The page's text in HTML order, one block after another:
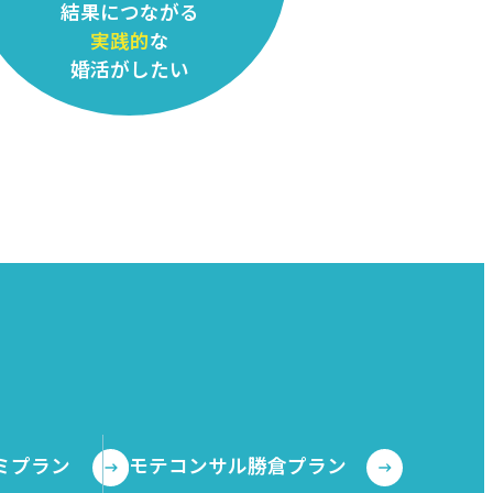
結果につながる
実践的な
婚活がしたい
プラン モテコンサル勝倉プラン